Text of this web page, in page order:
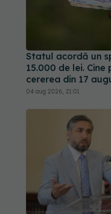
Statul acordă un
15.000 de lei.
cererea din 17
04 aug 2026, 21:01